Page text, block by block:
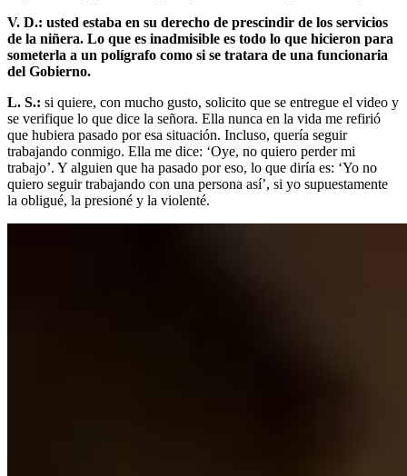
V. D.: usted estaba en su derecho de prescindir de los servicios
de la niñera. Lo que es inadmisible es todo lo que hicieron para
someterla a un polígrafo como si se tratara de una funcionaria
del Gobierno.
L. S.: si quiere, con mucho gusto, solicito que se entregue el video y
se verifique lo que dice la señora. Ella nunca en la vida me refirió
que hubiera pasado por esa situación. Incluso, quería seguir
trabajando conmigo. Ella me dice: ‘Oye, no quiero perder mi
trabajo’. Y alguien que ha pasado por eso, lo que diría es: ‘Yo no
quiero seguir trabajando con una persona así’, si yo supuestamente
la obligué, la presioné y la violenté.